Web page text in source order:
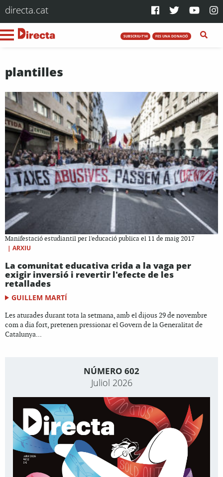
directa.cat
SUBSCRIU-T'HI FES UNA DONACIÓ
plantilles
Manifestació estudiantil per l'educació publica el 11 de maig 2017
| ARXIU
La comunitat educativa crida a la vaga per
exigir inversió i revertir l'efecte de les
retallades
GUILLEM MARTÍ
Les aturades durant tota la setmana, amb el dijous 29 de novembre
com a dia fort, pretenen pressionar el Govern de la Generalitat de
Catalunya...
NÚMERO 602
Juliol 2026